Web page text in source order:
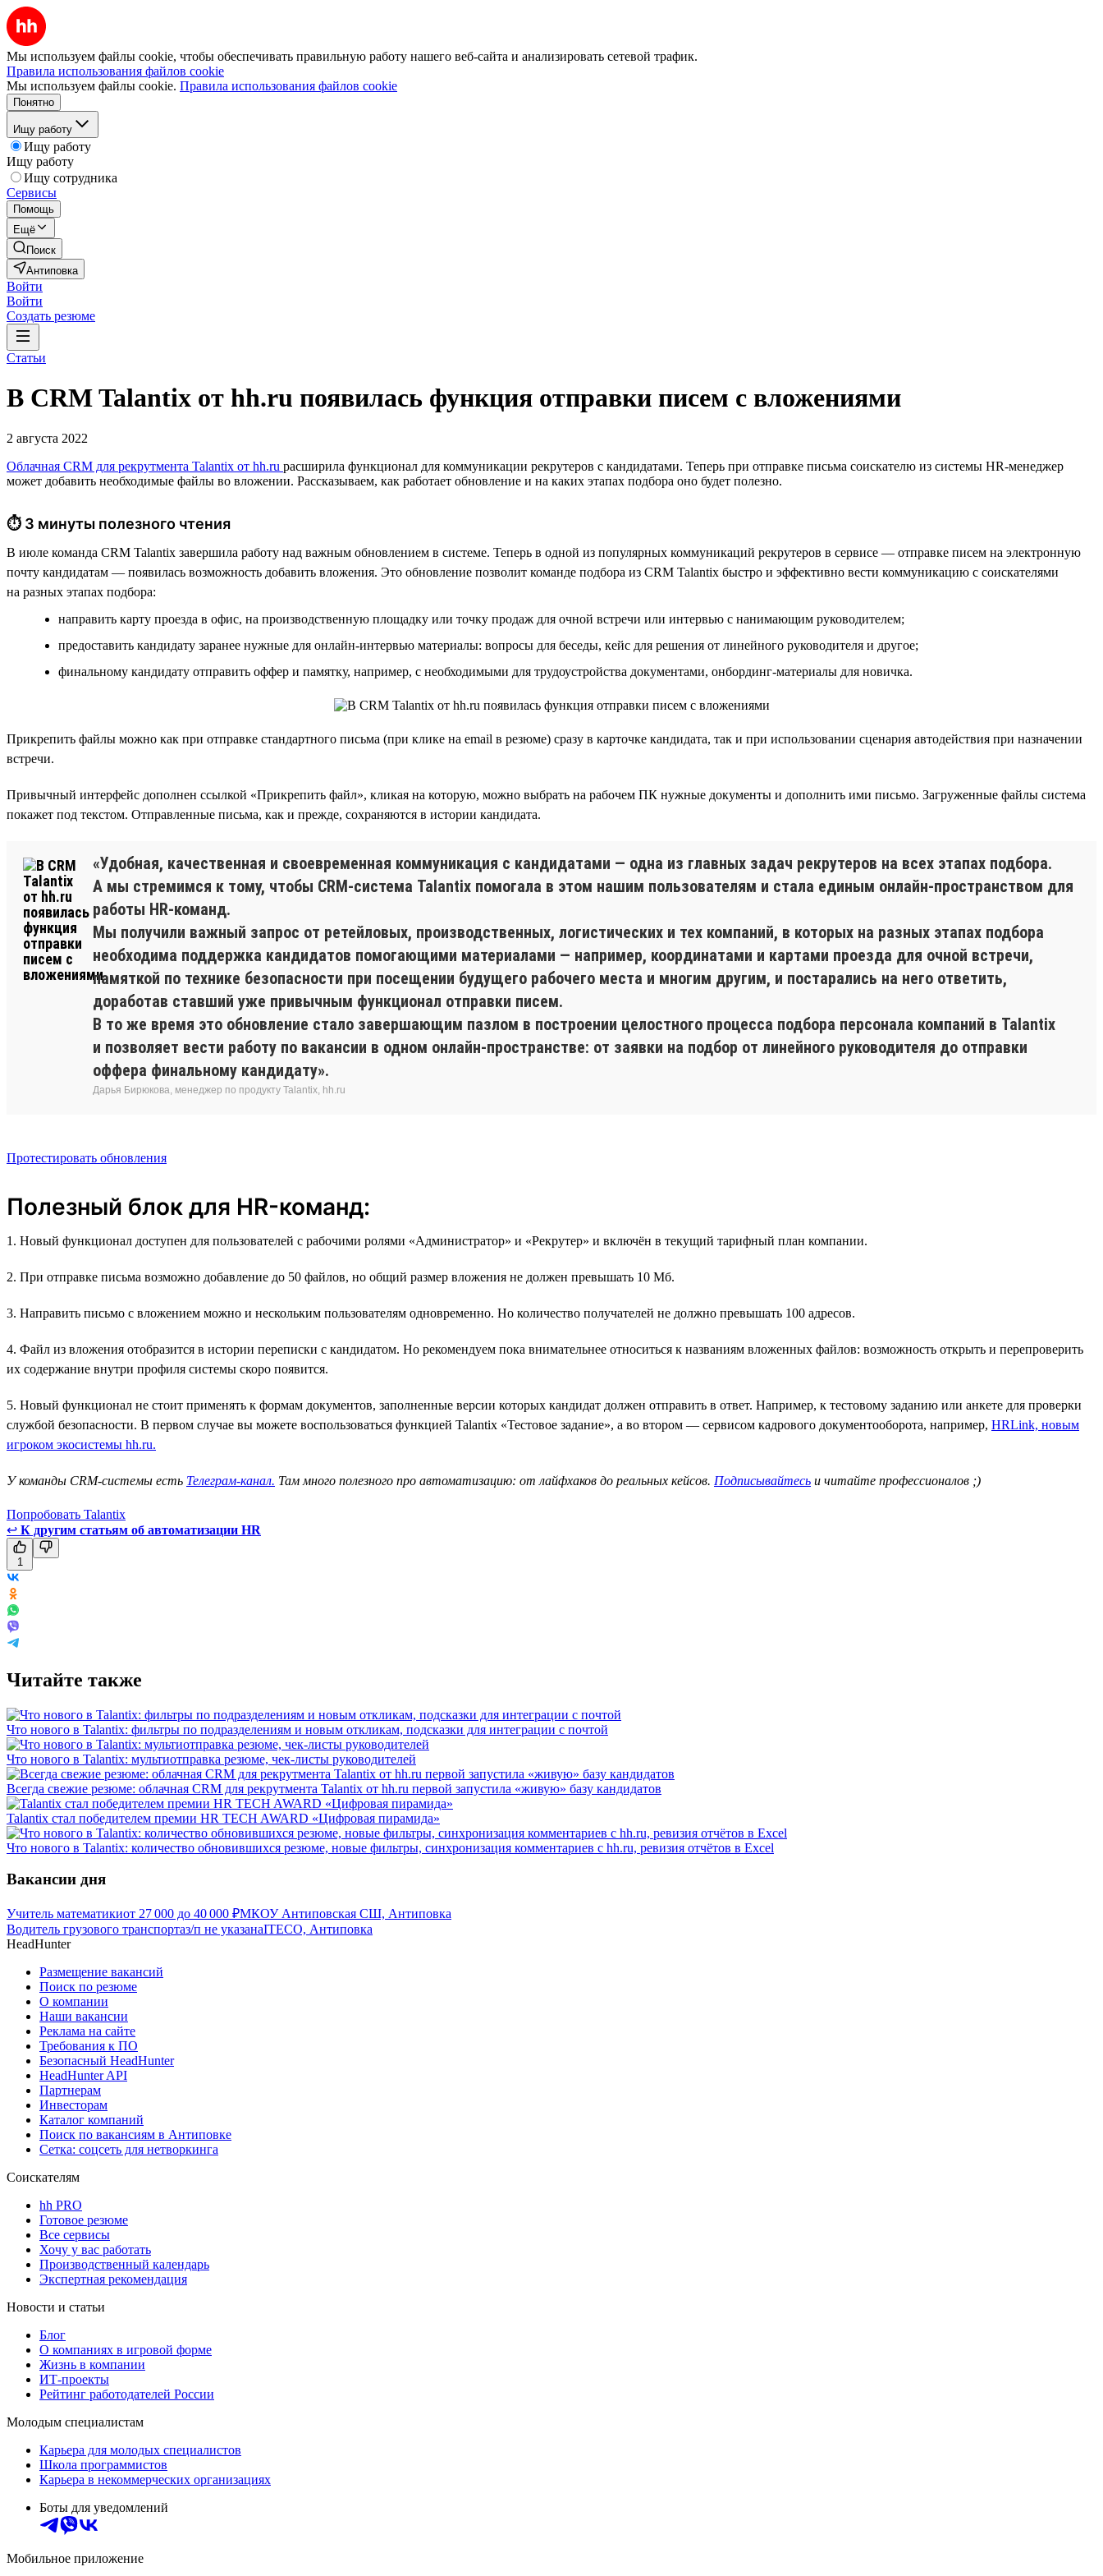
Мы используем файлы cookie, чтобы обеспечивать правильную работу нашего веб-сайта и анализировать сетевой трафик.
Правила использования файлов cookie
Мы используем файлы cookie. Правила использования файлов cookie
Понятно
Ищу работу
Ищу работу
Ищу работу
Ищу сотрудника
Сервисы
Помощь
Ещё
Поиск
Антиповка
Войти
Войти
Создать резюме
Статьи
В CRM Talantix от hh.ru появилась функция отправки писем с вложениями
2 августа 2022
Облачная CRM для рекрутмента Talantix от hh.ru расширила функционал для коммуникации рекрутеров с кандидатами. Теперь при отправке письма соискателю из системы HR-менеджер
может добавить необходимые файлы во вложении. Рассказываем, как работает обновление и на каких этапах подбора оно будет полезно.
⏱ 3 минуты полезного чтения
В июле команда CRM Talantix завершила работу над важным обновлением в системе. Теперь в одной из популярных коммуникаций рекрутеров в сервисе — отправке писем на электронную
почту кандидатам — появилась возможность добавить вложения. Это обновление позволит команде подбора из CRM Talantix быстро и эффективно вести коммуникацию с соискателями
на разных этапах подбора:
направить карту проезда в офис, на производственную площадку или точку продаж для очной встречи или интервью с нанимающим руководителем;
предоставить кандидату заранее нужные для онлайн-интервью материалы: вопросы для беседы, кейс для решения от линейного руководителя и другое;
финальному кандидату отправить оффер и памятку, например, с необходимыми для трудоустройства документами, онбординг-материалы для новичка.
Прикрепить файлы можно как при отправке стандартного письма (при клике на email в резюме) сразу в карточке кандидата, так и при использовании сценария автодействия при назначении
встречи.
Привычный интерфейс дополнен ссылкой «Прикрепить файл», кликая на которую, можно выбрать на рабочем ПК нужные документы и дополнить ими письмо. Загруженные файлы система
покажет под текстом. Отправленные письма, как и прежде, сохраняются в истории кандидата.
«Удобная, качественная и своевременная коммуникация с кандидатами — одна из главных задач рекрутеров на всех этапах подбора.
А мы стремимся к тому, чтобы CRM-система Talantix помогала в этом нашим пользователям и стала единым онлайн-пространством для
работы HR-команд.
Мы получили важный запрос от ретейловых, производственных, логистических и тех компаний, в которых на разных этапах подбора
необходима поддержка кандидатов помогающими материалами — например, координатами и картами проезда для очной встречи,
памяткой по технике безопасности при посещении будущего рабочего места и многим другим, и постарались на него ответить,
доработав ставший уже привычным функционал отправки писем.
В то же время это обновление стало завершающим пазлом в построении целостного процесса подбора персонала компаний в Talantix
и позволяет вести работу по вакансии в одном онлайн-пространстве: от заявки на подбор от линейного руководителя до отправки
оффера финальному кандидату».
Дарья Бирюкова, менеджер по продукту Talantix, hh.ru
Протестировать обновления
Полезный блок для HR-команд:
1. Новый функционал доступен для пользователей с рабочими ролями «Администратор» и «Рекрутер» и включён в текущий тарифный план компании.
2. При отправке письма возможно добавление до 50 файлов, но общий размер вложения не должен превышать 10 Мб.
3. Направить письмо с вложением можно и нескольким пользователям одновременно. Но количество получателей не должно превышать 100 адресов.
4. Файл из вложения отобразится в истории переписки с кандидатом. Но рекомендуем пока внимательнее относиться к названиям вложенных файлов: возможность открыть и перепроверить
их содержание внутри профиля системы скоро появится.
5. Новый функционал не стоит применять к формам документов, заполненные версии которых кандидат должен отправить в ответ. Например, к тестовому заданию или анкете для проверки
службой безопасности. В первом случае вы можете воспользоваться функцией Talantix «Тестовое задание», а во втором — сервисом кадрового документооборота, например, HRLink, новым
игроком экосистемы hh.ru.
У команды CRM-системы есть Телеграм-канал. Там много полезного про автоматизацию: от лайфхаков до реальных кейсов. Подписывайтесь и читайте профессионалов ;)
Попробовать Talantix
↩ К другим статьям об автоматизации HR
1
Читайте также
Что нового в Talantix: фильтры по подразделениям и новым откликам, подсказки для интеграции с почтой
Что нового в Talantix: мультиотправка резюме, чек-листы руководителей
Всегда свежие резюме: облачная CRM для рекрутмента Talantix от hh.ru первой запустила «живую» базу кандидатов
Talantix cтал победителем премии HR TECH AWARD «Цифровая пирамида»
Что нового в Talantix: количество обновившихся резюме, новые фильтры, синхронизация комментариев с hh.ru, ревизия отчётов в Excel
Вакансии дня
Учитель математикиот 27 000 до 40 000 ₽МКОУ Антиповская СШ, Антиповка
Водитель грузового транспортаз/п не указанаITECO, Антиповка
HeadHunter
Размещение вакансий
Поиск по резюме
О компании
Наши вакансии
Реклама на сайте
Требования к ПО
Безопасный HeadHunter
HeadHunter API
Партнерам
Инвесторам
Каталог компаний
Поиск по вакансиям в Антиповке
Сетка: соцсеть для нетворкинга
Соискателям
hh PRO
Готовое резюме
Все сервисы
Хочу у вас работать
Производственный календарь
Экспертная рекомендация
Новости и статьи
Блог
О компаниях в игровой форме
Жизнь в компании
ИТ-проекты
Рейтинг работодателей России
Молодым специалистам
Карьера для молодых специалистов
Школа программистов
Карьера в некоммерческих организациях
Боты для уведомлений
Мобильное приложение